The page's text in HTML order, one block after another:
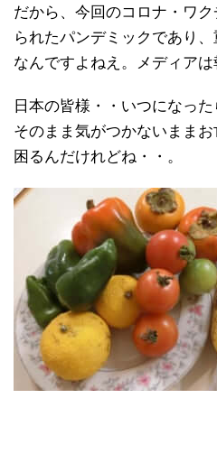
だから、今回のコロナ・ワ
られたパンデミックであり
なんですよねえ。メディアは
日本の皆様・・いつになっ
そのまま気がつかないまま
困るんだけれどね・・。